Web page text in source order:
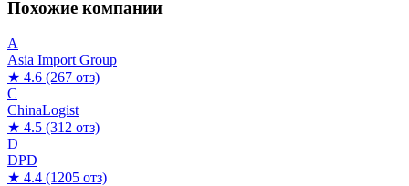
Похожие компании
A
Asia Import Group
★ 4.6 (267 отз)
C
ChinaLogist
★ 4.5 (312 отз)
D
DPD
★ 4.4 (1205 отз)